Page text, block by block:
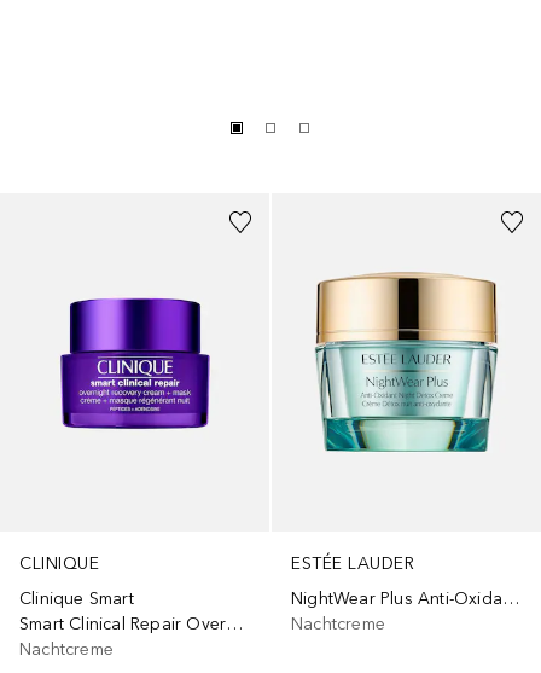
CLINIQUE
Clinique Smart
Smart Clinical Repair Overnight Cream & Mask
Nachtcreme
ESTÉE LAUDER
NightWear Plus Anti-Oxidant Night
Nachtcreme